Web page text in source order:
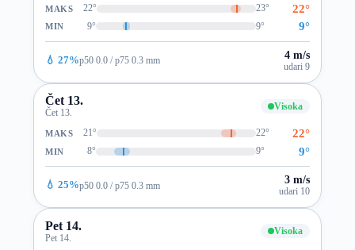
MAKS 22° 23° 22°
MIN 9° 9° 9°
💧 27%p50 0.0 / p75 0.3 mm 4 m/s
udari 9
Čet 13.
Čet 13.
Visoka
MAKS 21° 22° 22°
MIN 8° 9° 9°
💧 25%p50 0.0 / p75 0.3 mm 3 m/s
udari 10
Pet 14.
Pet 14.
Visoka